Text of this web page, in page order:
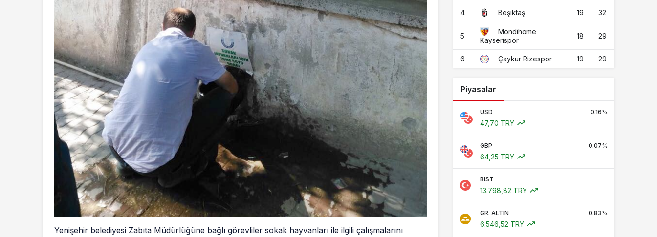
Yenişehir belediyesi Zabıta Müdürlüğüne bağlı görevliler sokak hayvanları ile ilgili çalışmalarını
4 Beşiktaş 19 32
5
Mondihome
Kayserispor
18 29
6 Çaykur Rizespor 19 29
Piyasalar
USD 0.16%
47,70 TRY
GBP 0.07%
64,25 TRY
BIST
13.798,82 TRY
GR. ALTIN 0.83%
6.546,52 TRY